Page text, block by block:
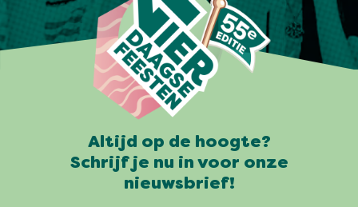
Altijd op de hoogte?
Schrijf je nu in voor onze
nieuwsbrief!